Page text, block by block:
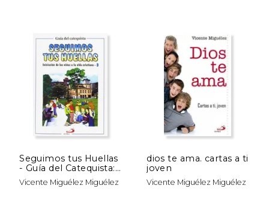
Seguimos tus Huellas
- Guía del Catequista:
Iniciación de los
Niños a la Vida
Vicente Miguélez Miguélez
dios te ama. cartas a ti
joven
Vicente Miguélez Miguélez